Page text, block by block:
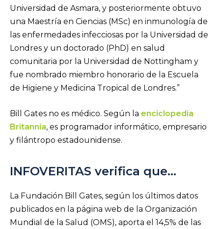
Universidad de Asmara, y posteriormente obtuvo
una Maestría en Ciencias (MSc) en inmunología de
las enfermedades infecciosas por la Universidad de
Londres y un doctorado (PhD) en salud
comunitaria por la Universidad de Nottingham y
fue nombrado miembro honorario de la Escuela
de Higiene y Medicina Tropical de Londres.”
Bill Gates no es médico. Según la enciclopedia
Britannia, es programador informático, empresario
y filántropo estadounidense.
INFOVERITAS verifica que…
La Fundación Bill Gates, según los últimos datos
publicados en la página web de la Organización
Mundial de la Salud (OMS), aporta el 14,5% de las